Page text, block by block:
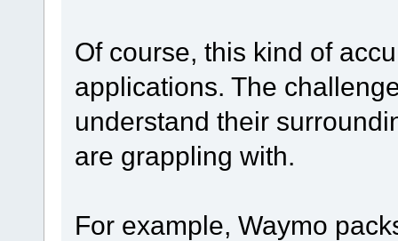
Of course, this kind of
applications. The
understand their
are grappling with.
For example, Waymo